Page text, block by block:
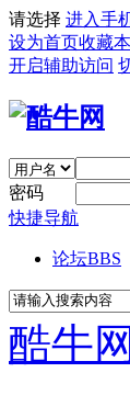
请选择 进入手
设为首页收藏
开启辅助访问
密码
快捷导航
论坛BBS
酷牛网